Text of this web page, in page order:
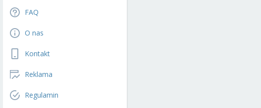
FAQ
O nas
Kontakt
Reklama
Regulamin